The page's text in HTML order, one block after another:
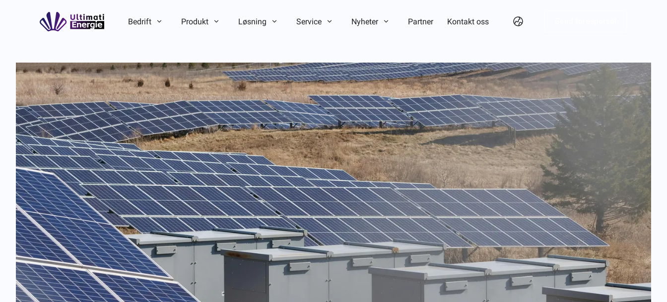
Bedrift Produkt Løsning Service Nyheter Partner Kontakt oss
Introduksjon til selskapet
ESG
Merkevarehistorie
Lag-/lokalfordel
ESG
Merkevarehistorie
Lag-/lokalfordel